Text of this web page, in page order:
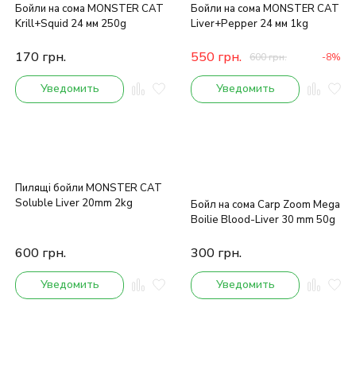
Бойли на сома MONSTER CAT
Krill+Squid 24 мм 250g
170 грн.
Уведомить
Бойли на сома MONSTER CAT
Liver+Pepper 24 мм 1kg
550 грн. 600грн. -8%
Уведомить
Пилящі бойли MONSTER CAT
Soluble Liver 20mm 2kg
600 грн.
Уведомить
Бойл на сома Carp Zoom Mega
Boilie Blood-Liver 30 mm 50g
300 грн.
Уведомить